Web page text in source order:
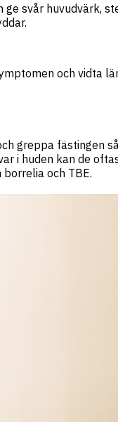
svår huvudvärk,
och vidta
greppa fästingen
i huden kan de
och TBE.